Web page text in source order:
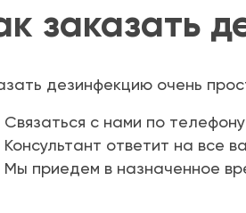
заказать
дезинфекцию очень
Связаться с нами по
Консультант ответит на все
Мы приедем в назначенное